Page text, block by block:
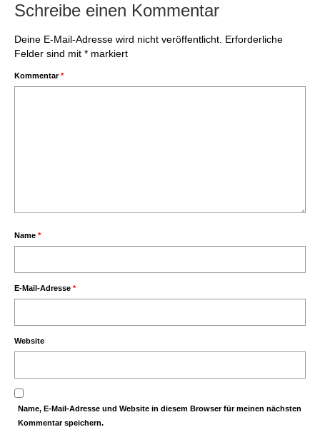
Schreibe einen Kommentar
Deine E-Mail-Adresse wird nicht veröffentlicht. Erforderliche
Felder sind mit * markiert
Kommentar*
Name *
E-Mail-Adresse *
Website
Name, E-Mail-Adresse und Website in diesem Browser für meinen nächsten
Kommentar speichern.